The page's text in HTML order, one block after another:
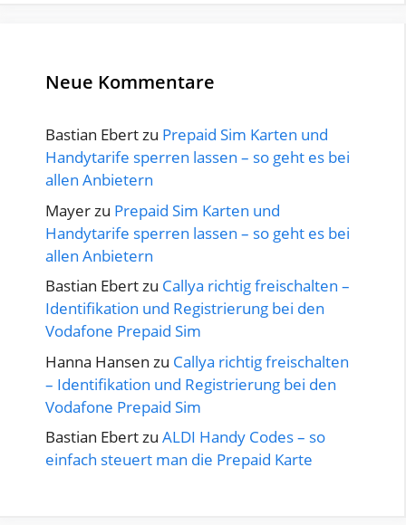
Neue Kommentare
Bastian Ebertzu Prepaid Sim Karten und
Handytarife sperren lassen – so geht es bei
allen Anbietern
Mayerzu Prepaid Sim Karten und
Handytarife sperren lassen – so geht es bei
allen Anbietern
Bastian Ebertzu Callya richtig freischalten –
Identifikation und Registrierung bei den
Vodafone Prepaid Sim
Hanna Hansen zu Callya richtig freischalten
– Identifikation und Registrierung bei den
Vodafone Prepaid Sim
Bastian Ebertzu ALDI Handy Codes – so
einfach steuert man die Prepaid Karte